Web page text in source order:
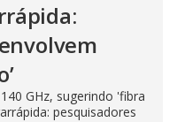
GHz, sugerindo 'fibra
pesquisadores